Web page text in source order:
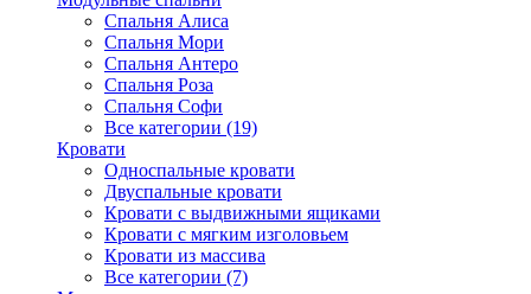
Спальня Алиса
Спальня Мори
Спальня Антеро
Спальня Роза
Спальня Софи
Все категории (19)
Кровати
Односпальные кровати
Двуспальные кровати
Кровати с выдвижными ящиками
Кровати с мягким изголовьем
Кровати из массива
Все категории (7)